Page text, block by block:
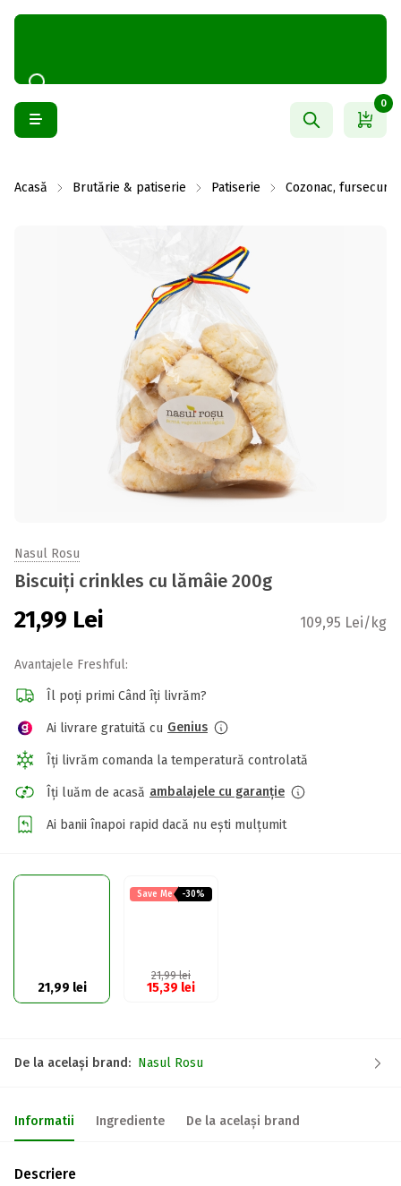
0
Acasă Brutărie & patiserie Patiserie Cozonac, fursecuri
Nasul Rosu
Biscuiți crinkles cu lămâie 200g
21,99 Lei 109,95 Lei/kg
Avantajele Freshful:
Îl poți primi Când îți livrăm?
Ai livrare gratuită cu Genius
Îți livrăm comanda la temperatură controlată
Îți luăm de acasă ambalajele cu garanție
Ai banii înapoi rapid dacă nu ești mulțumit
21,99 lei
Save Me -30%
21,99lei
15,39 lei
De la același brand: Nasul Rosu
Informatii Ingrediente De la același brand
Descriere